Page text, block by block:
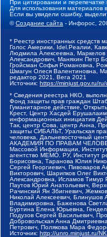
При цитировании и
Для использования материалов
Если вы увидели ошибку,
©Создание сайта - Инфорос,
* Реестр иностранных средств
Голос Америки, Idel.Реалии,
Людмила Алексеевна, Маркелов
Александрович, Маняхин Петр
Гройсман Софья Романовна,
Шмагун Олеся Валентиновна,
редактор 2021, Вега 2021
Источник: https://minjust.gov.ru/
* Сведения реестра НКО,
Фонд защиты прав граждан
Гуманитарное действие,
Крест, Центр Хасдей
информационных инициатив
Так, центр Сова, центр Анна,
защиты СИБАЛЬТ, Уральская
человека, Дальневосточный
АКАДЕМИЯ ПО ПРАВАМ ЧЕЛОВЕКА,
Массовой Информации,
агентство МЕМО. РУ, Институт
Борисовна, Таранова Юлия
Сергей Георгиевич, Пивоваров
Викторович, Шарипков Олег
Александровна, Исламов Тимур
Паутов Юрий Анатольевич,
Рачинский Ян Збигневич,
Николай Алексеевич, Блинушов
Владимировна, Баженова
Буртина Елена Юрьевна,
Подузов Сергей Васильевич,
Добровольская Анна
Петрович, Полякова Мара
Источник: http://unro.minjust.ru/